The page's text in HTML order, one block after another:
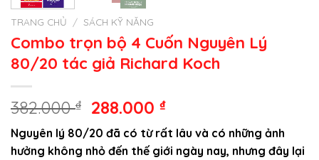
TRANG CHỦ / SÁCH KỸ NĂNG
Combo trọn bộ 4 Cuốn Nguyên Lý
80/20 tác giả Richard Koch
382.000₫
Giá
gốc
là:
288.000₫Giá
hiện
tại
Nguyên lý 80/20 đã có từ rất lâu và có những ảnh
hưởng không nhỏ đến thế giới ngày nay, nhưng đây lại